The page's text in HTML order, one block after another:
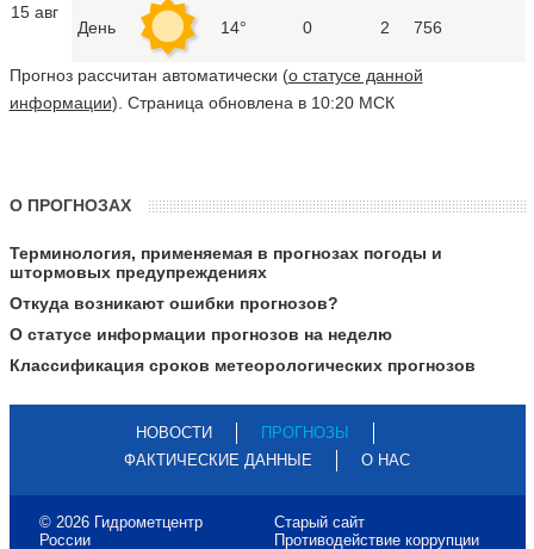
15 авг
День 14° 0 2 756
Прогноз рассчитан автоматически (о статусе данной
информации). Страница обновлена в 10:20 МСК
О ПРОГНОЗАХ
Терминология, применяемая в прогнозах погоды и
штормовых предупреждениях
Откуда возникают ошибки прогнозов?
О статусе информации прогнозов на неделю
Классификация сроков метеорологических прогнозов
НОВОСТИ
ПРОГНОЗЫ
ФАКТИЧЕСКИЕ ДАННЫЕ
О НАС
© 2026 Гидрометцентр
России
Старый сайт
Противодействие коррупции